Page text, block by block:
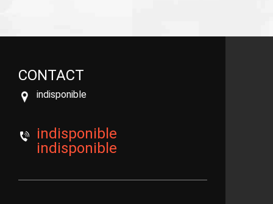
CONTACT
indisponible
indisponible
indisponible